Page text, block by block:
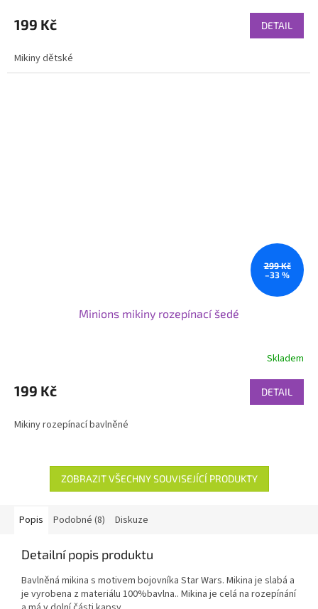
199 Kč DETAIL
Mikiny dětské
299 Kč
–33 %
Minions mikiny rozepínací šedé
Skladem
199 Kč DETAIL
Mikiny rozepínací bavlněné
ZOBRAZIT VŠECHNY SOUVISEJÍCÍ PRODUKTY
Popis Podobné (8) Diskuze
Detailní popis produktu
Bavlněná mikina s motivem bojovníka Star Wars. Mikina je slabá a
je vyrobena z materiálu 100%bavlna.. Mikina je celá na rozepínání